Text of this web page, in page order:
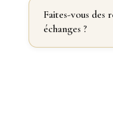
Faites-vous des
échanges ?